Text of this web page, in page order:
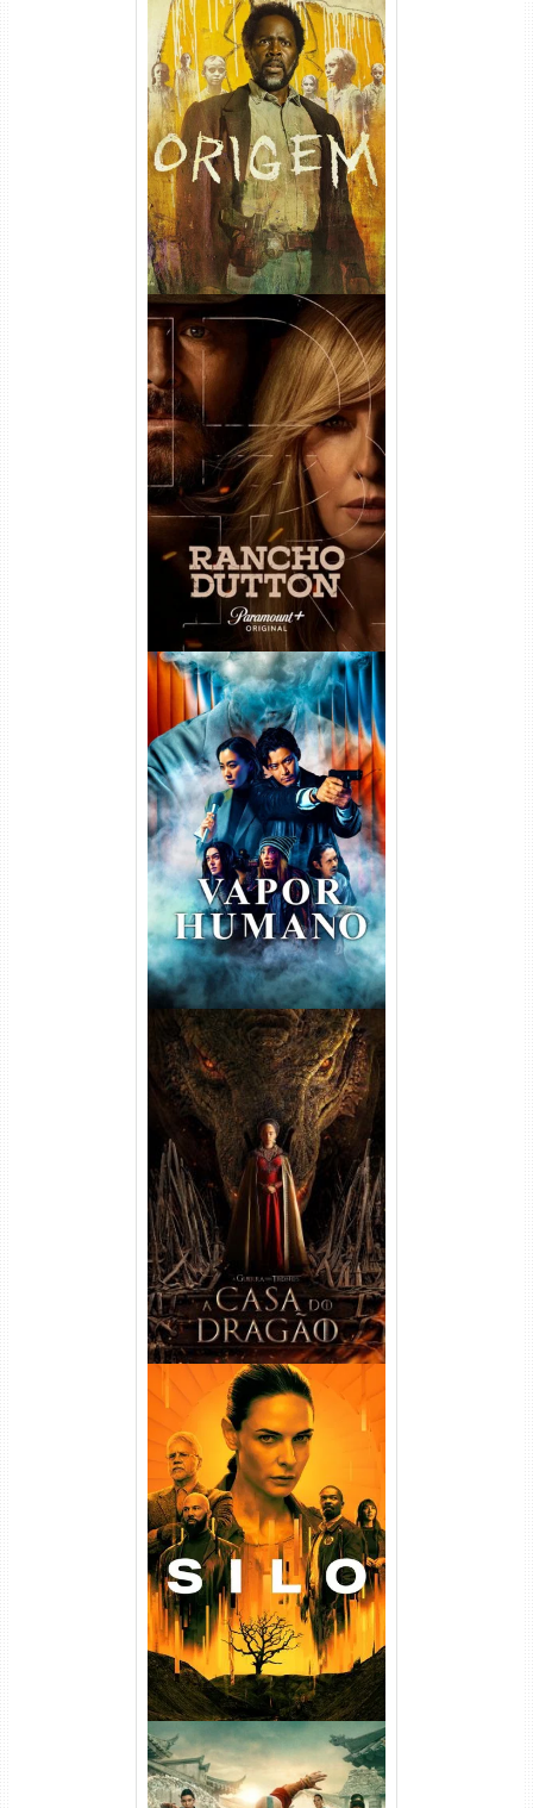
Origem 4ª Temporada Torrent
(2026) WEB-DL 1080p/4K
Dual Áudio
Rancho Dutton 1ª
Temporada Torrent (2026)
WEB-DL 1080p Dual Áudio
Vapor Humano 1ª Temporada
Torrent (2026) WEB-DL 1080p
Dual Áudio
A Casa do Dragão 1ª
Temporada Torrent (2022)
WEB-DL 720p/1080p Dual
Áudio
Silo 1ª Temporada Torrent
(2023) WEB-DL
720p/1080p/4K Dual Áudio